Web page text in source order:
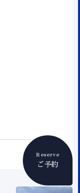
Reserve
ご予約